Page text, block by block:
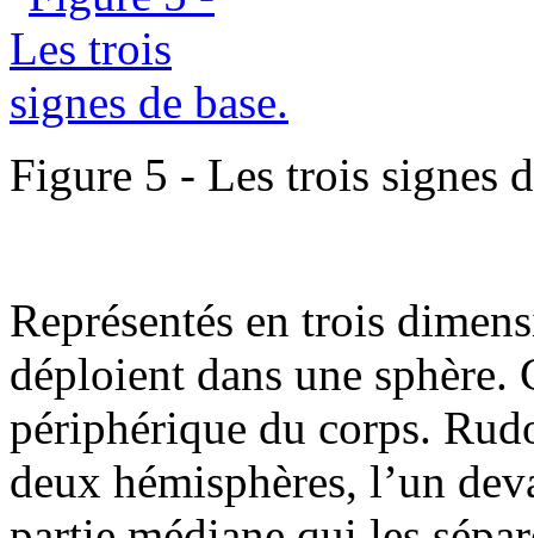
Figure 5 - Les trois signes
Représentés en trois
déploient dans une sphère.
périphérique du corps.
deux hémisphères, l’un